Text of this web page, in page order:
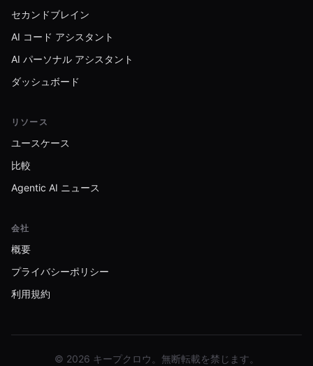
セカンドブレイン
AI コード アシスタント
AI パーソナル アシスタント
ダッシュボード
リソース
ユースケース
比較
Agentic AI ニュース
会社
概要
プライバシーポリシー
利用規約
© 2026 キープクロウ。無断転載を禁じます。